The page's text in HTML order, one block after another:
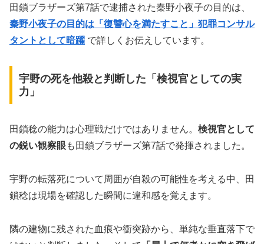
田鎖ブラザーズ第7話で逮捕された秦野小夜子の目的は、
秦野小夜子の目的は「復讐心を満たすこと」犯罪コンサル
タントとして暗躍 で詳しくお伝えしています。
宇野の死を他殺と判断した「検視官としての実
力」
田鎖稔の能力は心理戦だけではありません。 検視官として
の鋭い観察眼も田鎖ブラザーズ第7話で発揮されました。
宇野の転落死について周囲が自殺の可能性を考える中、田
鎖稔は現場を確認した瞬間に違和感を覚えます。
隣の建物に残された血痕や衝突跡から、単純な垂直落下で